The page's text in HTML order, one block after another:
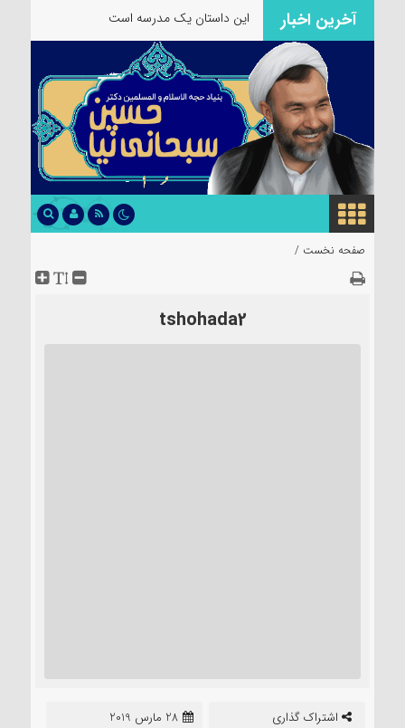
آخرین اخبار
اختتامیه پروژه توانمندسازی بانوان مهاجر
سرپرست خانواده
صفحه نخست /
tshohada2
اشتراک گذاری
28 مارس 2019